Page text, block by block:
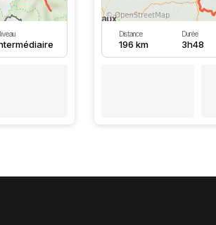
Distance
196 km
Durée
3h48